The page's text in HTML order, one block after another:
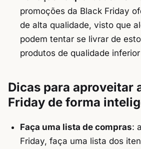
promoções da Black Friday
de alta qualidade, visto que
podem tentar se livrar de
produtos de qualidade inferior
Dicas para aproveitar
Friday de forma
Faça uma lista de compras:
Friday, faça uma lista dos